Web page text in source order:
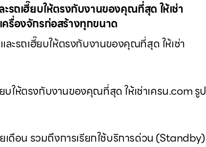
รถเฮี๊ยบให้ตรงกับงานของคุณที่สุด ให้เช่า
ครื่องจักรก่อสร้างทุกขนาด
ะรถเฮี๊ยบให้ตรงกับงานของคุณที่สุด ให้เช่า
บให้ตรงกับงานของคุณที่สุด ให้เช่าเครน.com รูป
ดือน รวมถึงการเรียกใช้บริการด่วน (Standby)